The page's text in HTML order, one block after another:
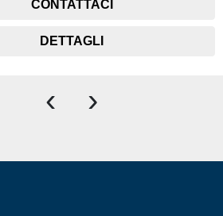
CONTATTACI
DETTAGLI
‹ ›